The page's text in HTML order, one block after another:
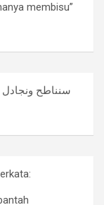
membisu”